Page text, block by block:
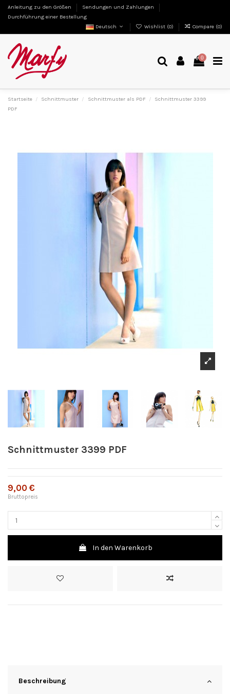
Anleitung zu den Größen
Sendungen und Zahlungen
Durchführung einer Bestellung
Deutsch
Wishlist (0) Compare (0)
0
Startseite Schnittmuster Schnittmuster als PDF
Schnittmuster 3399
PDF
Schnittmuster 3399 PDF
9,00 €
Bruttopreis
In den Warenkorb
Beschreibung